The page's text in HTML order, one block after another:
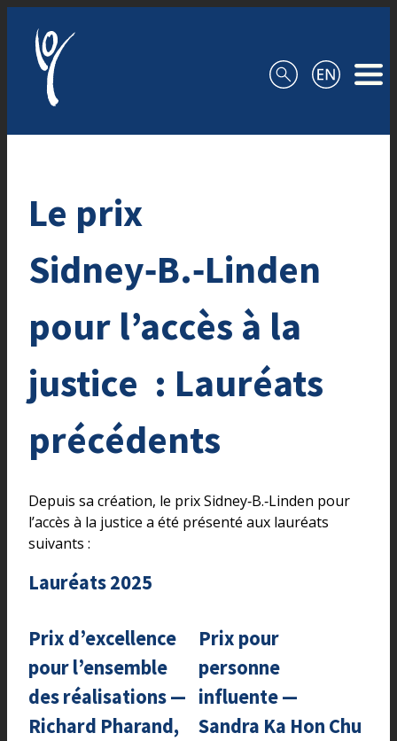
Le prix
Sidney‑B.‑Linden
pour l’accès à la
justice : Lauréats
précédents
Depuis sa création, le prix Sidney‑B.‑Linden pour
l’accès à la justice a été présenté aux lauréats
suivants :
Lauréats 2025
Prix d’excellence
pour l’ensemble
des réalisations —
Richard Pharand,
Prix pour
personne
influente —
Sandra Ka Hon Chu